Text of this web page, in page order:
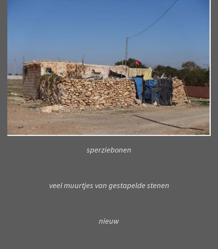
sperziebonen
veel muurtjes van gestapelde stenen
nieuw